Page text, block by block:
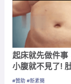
起床就先做件事
小腹就不見了!
變小！
#贊助 #新素簡